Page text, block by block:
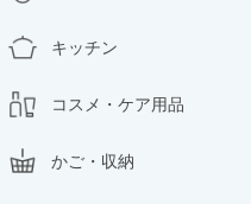
キッチン
コスメ・ケア用品
かご・収納